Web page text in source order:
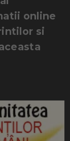
online
si